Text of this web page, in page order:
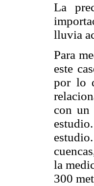
La
lluvia
Para
este
por lo
con un
la
300